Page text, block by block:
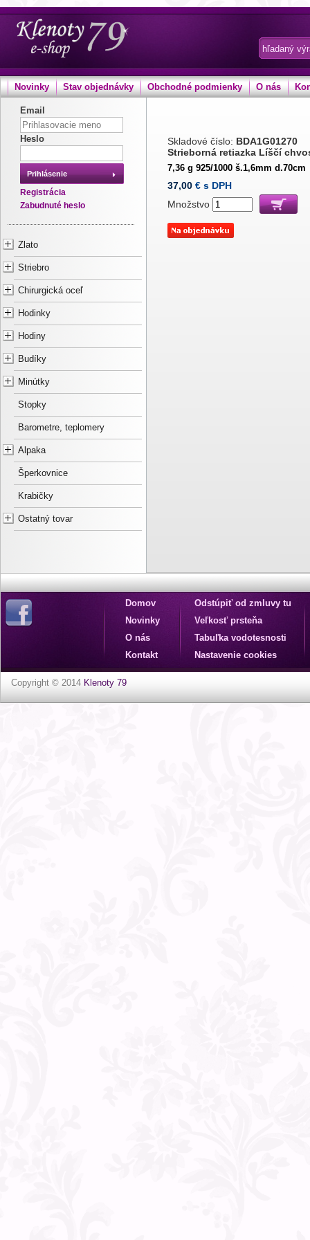
Novinky Stav objednávky Obchodné podmienky O nás
Email
Heslo
Prihlásenie
Registrácia
Zabudnuté heslo
Zlato
Striebro
Chirurgická oceľ
Hodinky
Hodiny
Budíky
Minútky
Stopky
Barometre, teplomery
Alpaka
Šperkovnice
Krabičky
Ostatný tovar
Skladové číslo: BDA1G01270
Strieborná retiazka Líščí
7,36 g 925/1000 š.1,6mm d.70cm
37,00 € s DPH
Množstvo
Domov
Novinky
O nás
Kontakt
Odstúpiť od zmluvy tu
Veľkosť prsteňa
Tabuľka vodotesnosti
Nastavenie cookies
Copyright © 2014 Klenoty 79